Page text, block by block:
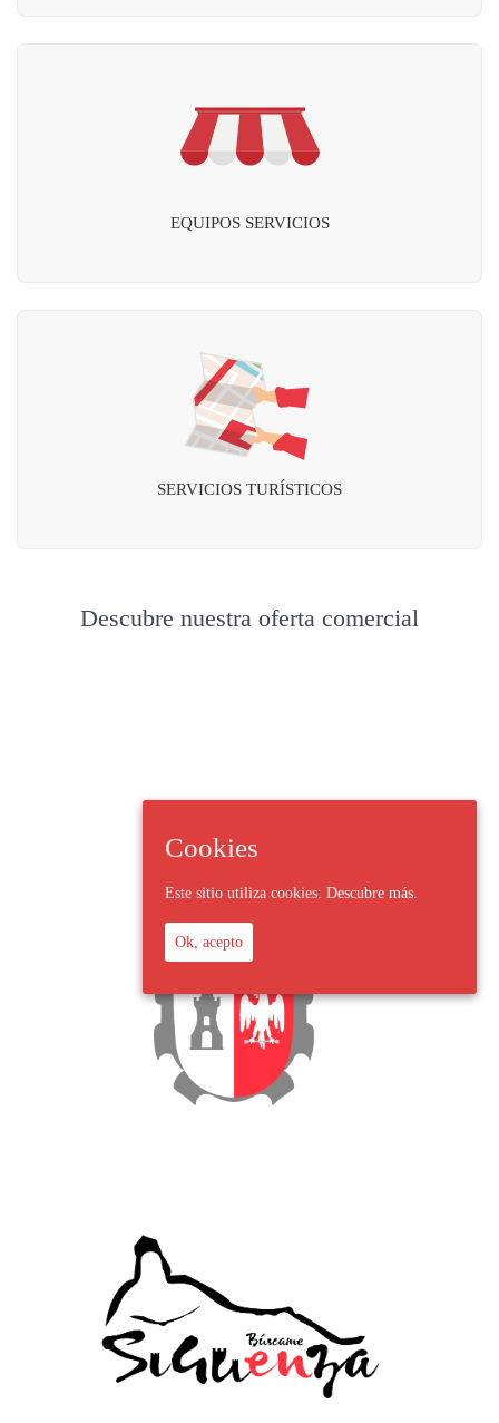
EQUIPOS SERVICIOS
SERVICIOS TURÍSTICOS
Descubre nuestra oferta comercial
Cookies
Este sitio utiliza cookies: Descubre más.
Ok, acepto